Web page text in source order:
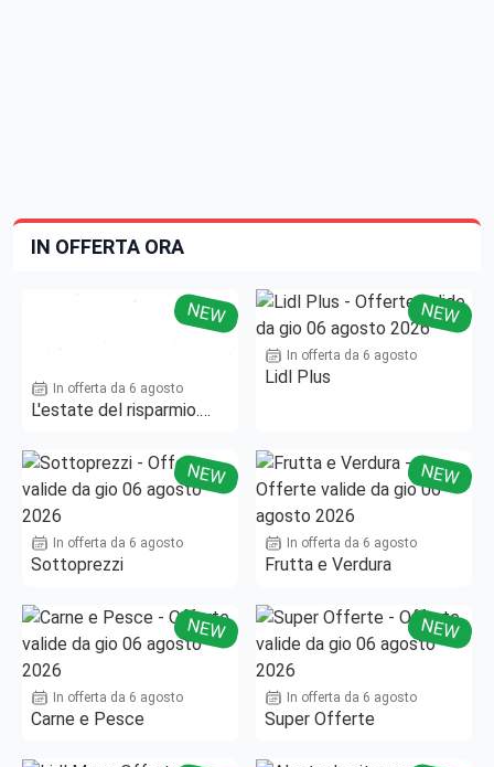
IN OFFERTA ORA
NEW
In offerta da 6 agosto
L'estate del risparmio.
NEW
In offerta da 6 agosto
Lidl Plus
NEW
In offerta da 6 agosto
Sottoprezzi
NEW
In offerta da 6 agosto
Frutta e Verdura
NEW
In offerta da 6 agosto
Carne e Pesce
NEW
In offerta da 6 agosto
Super Offerte